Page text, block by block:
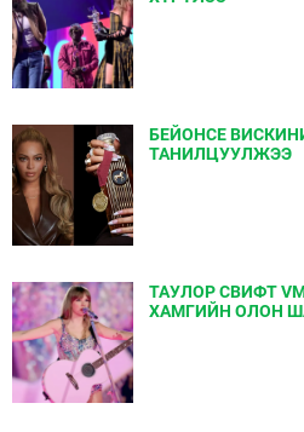
БЕЙОНСЕ
ТАНИЛЦУУЛЖЭЭ
ТАУЛОР СВИФТ
ХАМГИЙН ОЛОН